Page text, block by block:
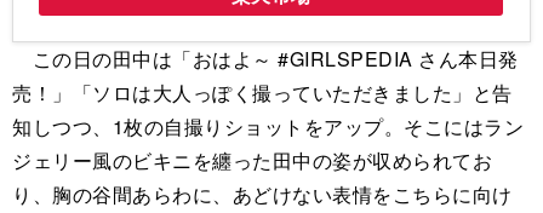
この日の田中は「おはよ～ #GIRLSPEDIA さん本日発
売！」「ソロは大人っぽく撮っていただきました」と告
知しつつ、1枚の自撮りショットをアップ。そこにはラン
ジェリー風のビキニを纏った田中の姿が収められてお
り、胸の谷間あらわに、あどけない表情をこちらに向け